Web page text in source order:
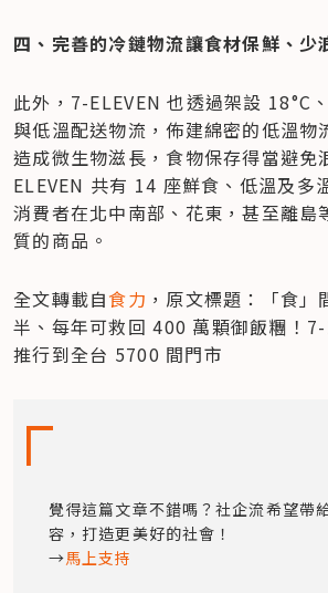
四、完善的冷鏈物流讓食材保鮮、少
此外，7-ELEVEN 也透過架設 18°C
與低溫配送物流，佈建綿密的低溫物
造成微生物滋長，食物保存得當避免
ELEVEN 共有 14 座鮮食、低溫及多
消費者在北中南部、花東，甚至離島
質的商品。
全文轉載自食力 ，原文標題：「食
半、每年可救回 400 萬顆御飯糰！
推行到全台 5700 間門市
覺得這篇文章不錯嗎？社企流希望帶
容，打造更美好的社會！
→馬上支持